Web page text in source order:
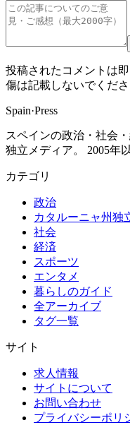
投稿されたコメントは
傷は記載しないでくださ
Spain·Press
スペインの政治・社会
独立メディア。 2005年
カテゴリ
政治
カタルーニャ州独
社会
経済
スポーツ
エンタメ
暮らしのガイド
全アーカイブ
タグ一覧
サイト
求人情報
サイトについて
お問い合わせ
プライバシーポリ